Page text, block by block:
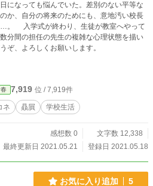
になっても悩んでいた。差別のない平等な
か、自分の将来のためにも、意地汚い校長
へやって
分間の担任の先生の複雑な心理状態を描い
ぞ、よろしくお願いします。
7,919 位 / 7,919件
ネ 贔屓 学校生活
感想数 0
文字数 12,338
最終更新日 2021.05.21
登録日 2021.05.18
お気に入り追加 5